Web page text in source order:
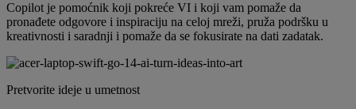
Copilot je pomoćnik koji pokreće VI i koji vam pomaže da
pronađete odgovore i inspiraciju na celoj mreži, pruža podršku u
kreativnosti i saradnji i pomaže da se fokusirate na dati zadatak.
Pretvorite ideje u umetnost